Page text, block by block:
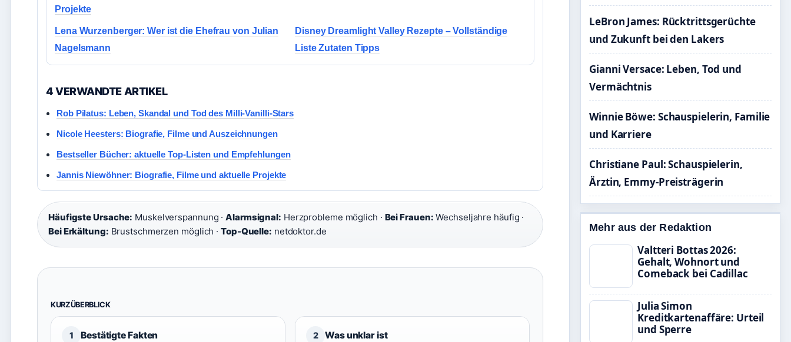
Projekte
Lena Wurzenberger: Wer ist die Ehefrau von Julian
Nagelsmann
Disney Dreamlight Valley Rezepte – Vollständige
Liste Zutaten Tipps
4 VERWANDTE ARTIKEL
Rob Pilatus: Leben, Skandal und Tod des Milli-Vanilli-Stars
Nicole Heesters: Biografie, Filme und Auszeichnungen
Bestseller Bücher: aktuelle Top-Listen und Empfehlungen
Jannis Niewöhner: Biografie, Filme und aktuelle Projekte
Häufigste Ursache: Muskelverspannung ·Alarmsignal: Herzprobleme möglich · Bei Frauen: Wechseljahre häufig ·
Bei Erkältung: Brustschmerzen möglich ·Top-Quelle: netdoktor.de
KURZÜBERBLICK
1 Bestätigte Fakten 2 Was unklar ist
LeBron James: Rücktrittsgerüchte
und Zukunft bei den Lakers
Gianni Versace: Leben, Tod und
Vermächtnis
Winnie Böwe: Schauspielerin, Familie
und Karriere
Christiane Paul: Schauspielerin,
Ärztin, Emmy-Preisträgerin
Mehr aus der Redaktion
Valtteri Bottas 2026:
Gehalt, Wohnort und
Comeback bei Cadillac
Julia Simon
Kreditkartenaffäre: Urteil
und Sperre